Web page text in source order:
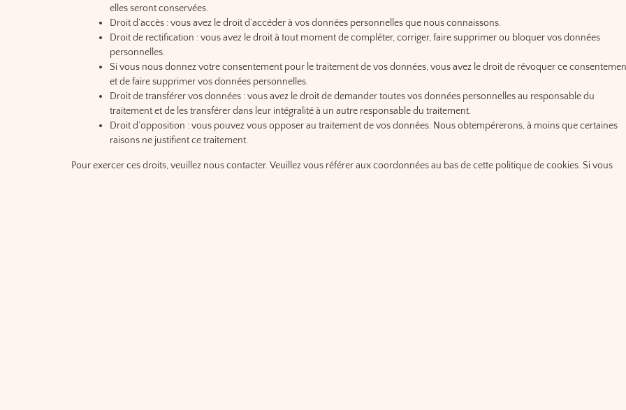
elles seront conservées.
Droit d’accès : vous avez le droit d’accéder à vos données personnelles que nous connaissons.
Droit de rectification : vous avez le droit à tout moment de compléter, corriger, faire supprimer ou bloquer vos données
personnelles.
Si vous nous donnez votre consentement pour le traitement de vos données, vous avez le droit de révoquer ce
et de faire supprimer vos données personnelles.
Droit de transférer vos données : vous avez le droit de demander toutes vos données personnelles au responsable du
traitement et de les transférer dans leur intégralité à un autre responsable du traitement.
Droit d’opposition : vous pouvez vous opposer au traitement de vos données. Nous obtempérerons, à moins que certaines
raisons ne justifient ce traitement.
Pour exercer ces droits, veuillez nous contacter. Veuillez vous référer aux coordonnées au bas de cette politique de cookies. Si vous